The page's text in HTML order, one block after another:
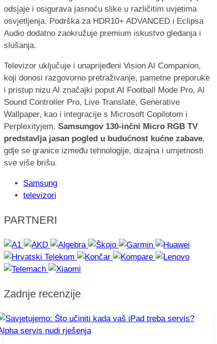
odsjaje i osigurava jasnoću slike u različitim uvjetima
osvjetljenja. Podrška za HDR10+ ADVANCED i Eclipsa
Audio dodatno zaokružuje premium iskustvo gledanja i
slušanja.
Televizor uključuje i unaprijeđeni Vision AI Companion,
koji donosi razgovorno pretraživanje, pametne preporuke
i pristup nizu AI značajki poput AI Football Mode Pro, AI
Sound Controller Pro, Live Translate, Generative
Wallpaper, kao i integracije s Microsoft Copilotom i
Perplexityjem. Samsungov 130-inčni Micro RGB TV
predstavlja jasan pogled u budućnost kućne zabave,
gdje se granice između tehnologije, dizajna i umjetnosti
sve više brišu.
Samsung
televizori
PARTNERI
Zadnje recenzije